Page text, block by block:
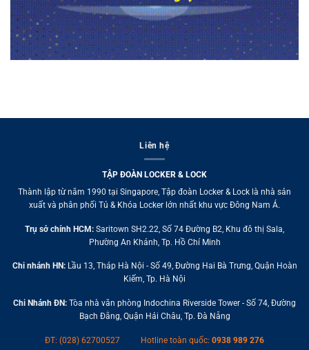
Liên hệ
TẬP ĐOÀN LOCKER & LOCK
Thành lập từ năm 1990 tại Singapore, Tập đoàn Locker & Lock là nhà sản
xuất và phân phối Tủ & Khóa Locker lớn nhất khu vực Đông Nam Á.
Trụ sở chính HCM: Saritown SH2.22, Số 74 Đường B2, Khu đô thị Sala,
Phường An Khánh, Tp. Hồ Chí Minh
Chi nhánh HN:Lầu 13, Tháp Hà Nội - Số 49, Đường Hai Bà Trưng, Quận Hoàn
Kiếm, Tp. Hà Nội
Chi Nhánh ĐN: Tòa nhà văn phòng Indochina Riverside Tower - Số 74, Đường
Bạch Đằng, Quận Hải Châu, Tp. Đà Nẵng
ĐT: (028) 62700527 Hotline toàn quốc: 0938 989 276